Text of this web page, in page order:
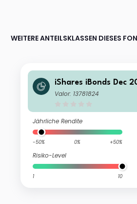
WEITERE ANTEILSKLASSEN DIESES
iShares iBonds Dec
p UCITS ETF EUR (Acc)
Valor: 13781824
Jährliche Rendite
-50% 0% +50%
Risiko-Level
1 10